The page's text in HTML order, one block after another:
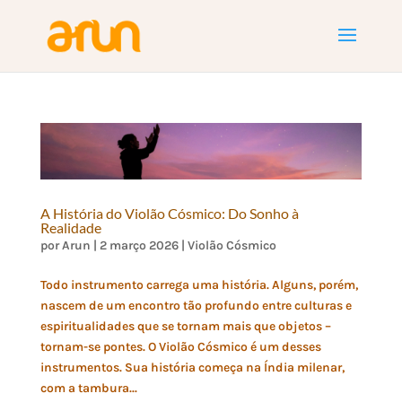
A História do Violão Cósmico: Do Sonho à
Realidade
porArun | 2 março 2026| Violão Cósmico
Todo instrumento carrega uma história. Alguns, porém,
nascem de um encontro tão profundo entre culturas e
espiritualidades que se tornam mais que objetos –
tornam-se pontes. O Violão Cósmico é um desses
instrumentos. Sua história começa na Índia milenar,
com a tambura...